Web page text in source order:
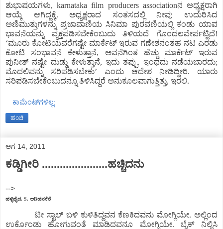
ಶುಭಾಷಯಗಳು, karnataka film producers associationನ ಅಧ್ಯಕ್ಷರಾಗಿ
ಆಯ್ಕೆ ಆಗಿದ್ದಕ್ಕೆ. ಅಧ್ಯಕ್ಷರಾದ ಸಂತಸದಲ್ಲಿ ನೀವು ಉದುರಿಸಿದ
ಅಣಿಮುತ್ತುಗಳನ್ನು ಪ್ರಜಾವಾಣಿಯ ಸಿನಿಮಾ ಪುರವಣಿಯಲ್ಲಿ ಕಂಡು ಯಾವ
ಭಾವನೆಯನ್ನು ವ್ಯಕ್ತಪಡಿಸಬೇಕೆಂಬುದು ತಿಳಿಯದೆ ಗೊಂದಲವೇರ್ಪಟ್ಟಿದೆ!
‘ಮೂರು ಕೋಟಿಯವರೆಗಷ್ಟೇ ಮಾರ್ಕೆಟ್ ಇರುವ ಗಣೇಶನಂತಹ ನಟ ಎರಡು
ಕೋಟಿ ಸಂಭಾವನೆ ಕೇಳುತ್ತಾನೆ, ಅವನೆಗಿಂತ ಹೆಚ್ಚು ಮಾರ್ಕೆಟ್ ಇರುವ
ಪುನೀತ್ ನಷ್ಟೇ ದುಡ್ಡು ಕೇಳುತ್ತಾನೆ, ಇದು ತಪ್ಪು. ಇಂಥದು ನಡೆಯಬಾರದು;
ಮೊದಲಿವನ್ನು ಸರಿಪಡಿಸಬೇಕು’ ಎಂದು ಆದೇಶ ನೀಡಿದ್ದೀರಿ. ಯಾರು
ಸರಿಪಡಿಸಬೇಕೆಂಬುದನ್ನೂ ತಿಳಿಸಿದ್ದರೆ ಅನುಕೂಲವಾಗುತ್ತಿತ್ತು, ಇರಲಿ.
ಕಾಮೆಂಟ್‌ಗಳಿಲ್ಲ:
ಹಂಚಿ
ಆಗ 14, 2011
ಕಡ್ಡಿಗೀರಿ ......................ಹಚ್ಚಿದನು
-->
ಹಳ್ಳಿಹೈದ. S. ಅBಹನಕೆರೆ
ಟೀ ಸ್ಟಾಲ್ ಬಳಿ ಕುಳಿತಿದ್ದವನ ಕೆಣಕಿದವನು ಮೋಗ್ಲಿಯೇ. ಅಲ್ಲಿಂದ
ಉರ್ಕೊಂಡು ಹೋಗುವಂತೆ ಮಾಡಿದವನೂ ಮೋಗ್ಲಿಯೇ. ಬೈಕ್ ನಿಲ್ಲಿಸಿ